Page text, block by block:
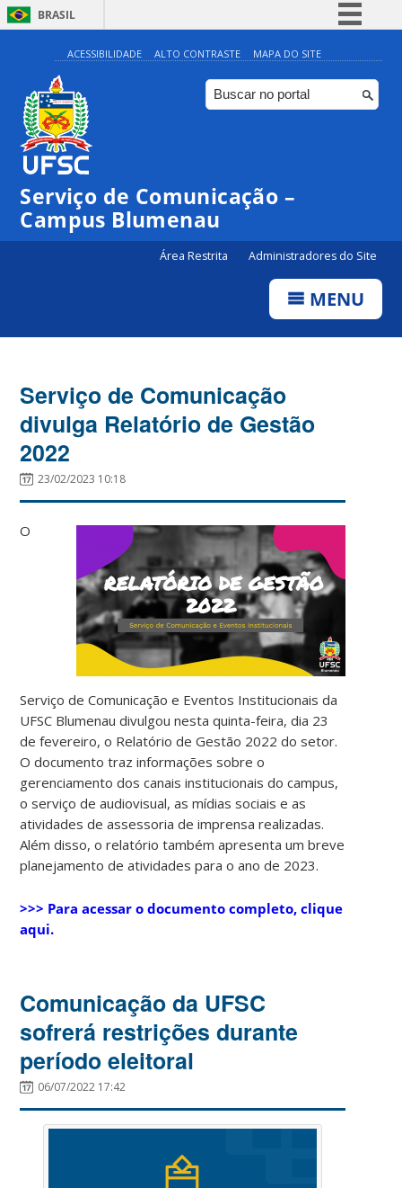
BRASIL
Simplifique!
Comunica BR
Participe
Canais
ACESSIBILIDADE ALTO CONTRASTE MAPA DO SITE
Serviço de Comunicação –
Campus Blumenau
Área Restrita Administradores do Site
MENU
Serviço de Comunicação
divulga Relatório de Gestão
2022
23/02/2023 10:18
O
Serviço de Comunicação e Eventos Institucionais da
UFSC Blumenau divulgou nesta quinta-feira, dia 23
de fevereiro, o Relatório de Gestão 2022 do setor.
O documento traz informações sobre o
gerenciamento dos canais institucionais do campus,
o serviço de audiovisual, as mídias sociais e as
atividades de assessoria de imprensa realizadas.
Além disso, o relatório também apresenta um breve
planejamento de atividades para o ano de 2023.
>>> Para acessar o documento completo, clique
aqui.
Comunicação da UFSC
sofrerá restrições durante
período eleitoral
06/07/2022 17:42